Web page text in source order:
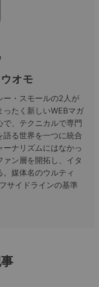
オモ
ー・スモールの2人が
たく新しいWEBマガ
、テクニカルで専門
る世界を一つに統合
ナリズムにはなかっ
ン層を開拓し、イタ
。媒体名のウルティ
サイドラインの基準